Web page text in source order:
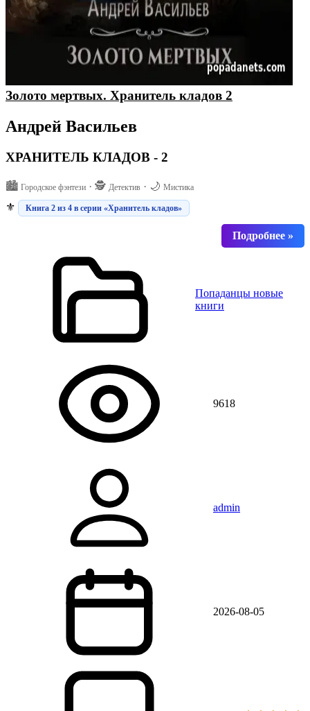
Золото мертвых. Хранитель кладов 2
Андрей Васильев
ХРАНИТЕЛЬ КЛАДОВ - 2
🏙️ Городское фэнтези · 🕵️ Детектив · 🌙 Мистика
⚜️ Книга 2 из 4 в серии «Хранитель кладов»
Попаданцы новые
книги
9618
admin
2026-08-05